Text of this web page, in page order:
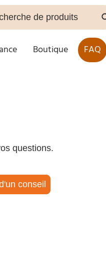
Boutique FAQ
questions.
conseil